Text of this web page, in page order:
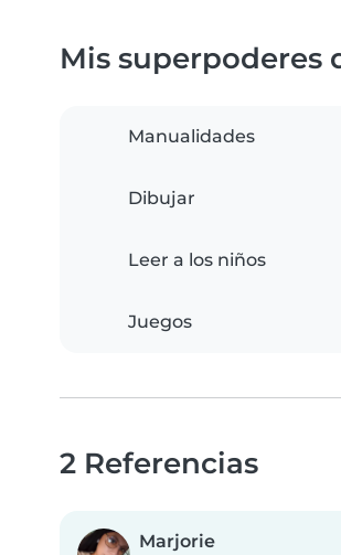
Mis superpoderes
Manualidades
Dibujar
Leer a los niños
Juegos
2 Referencias
Marjorie